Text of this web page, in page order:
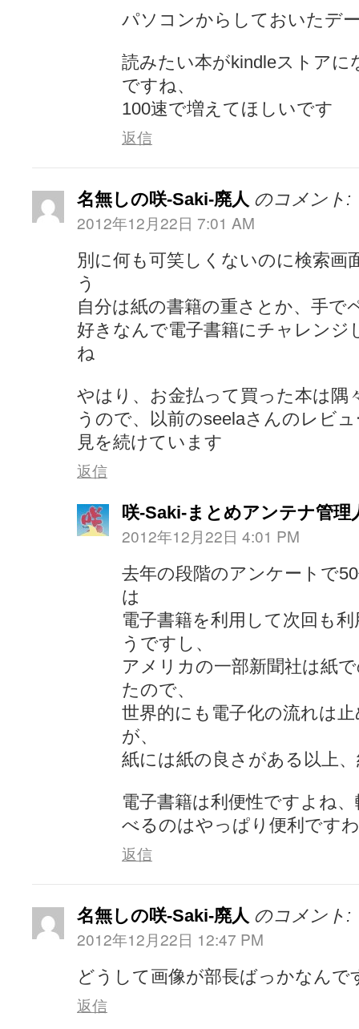
パソコンからしておいたデ
読みたい本がkindleストア
ですね、
100速で増えてほしいです
返信
名無しの咲-Saki-廃人 のコメント:
2012年12月22日 7:01 AM
別に何も可笑しくないのに検索画
う
自分は紙の書籍の重さとか、手で
好きなんで電子書籍にチャレンジ
ね
やはり、お金払って買った本は隅
うので、以前のseelaさんのレビ
見を続けています
返信
咲-Saki-まとめアンテナ管理
2012年12月22日 4:01 PM
去年の段階のアンケートで
は
電子書籍を利用して次回も
うですし、
アメリカの一部新聞社は紙
たので、
世界的にも電子化の流れは
が、
紙には紙の良さがある以上
電子書籍は利便性ですよね
べるのはやっぱり便利ですわ
返信
名無しの咲-Saki-廃人 のコメント:
2012年12月22日 12:47 PM
どうして画像が部長ばっかなんで
返信